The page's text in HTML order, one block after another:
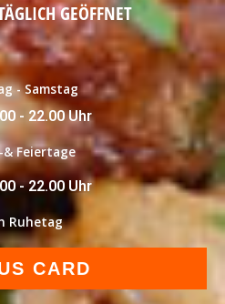
GEÖFFNET
- Samstag
- 22.00 Uhr
& Feiertage
- 22.00 Uhr
Ruhetag
CARD